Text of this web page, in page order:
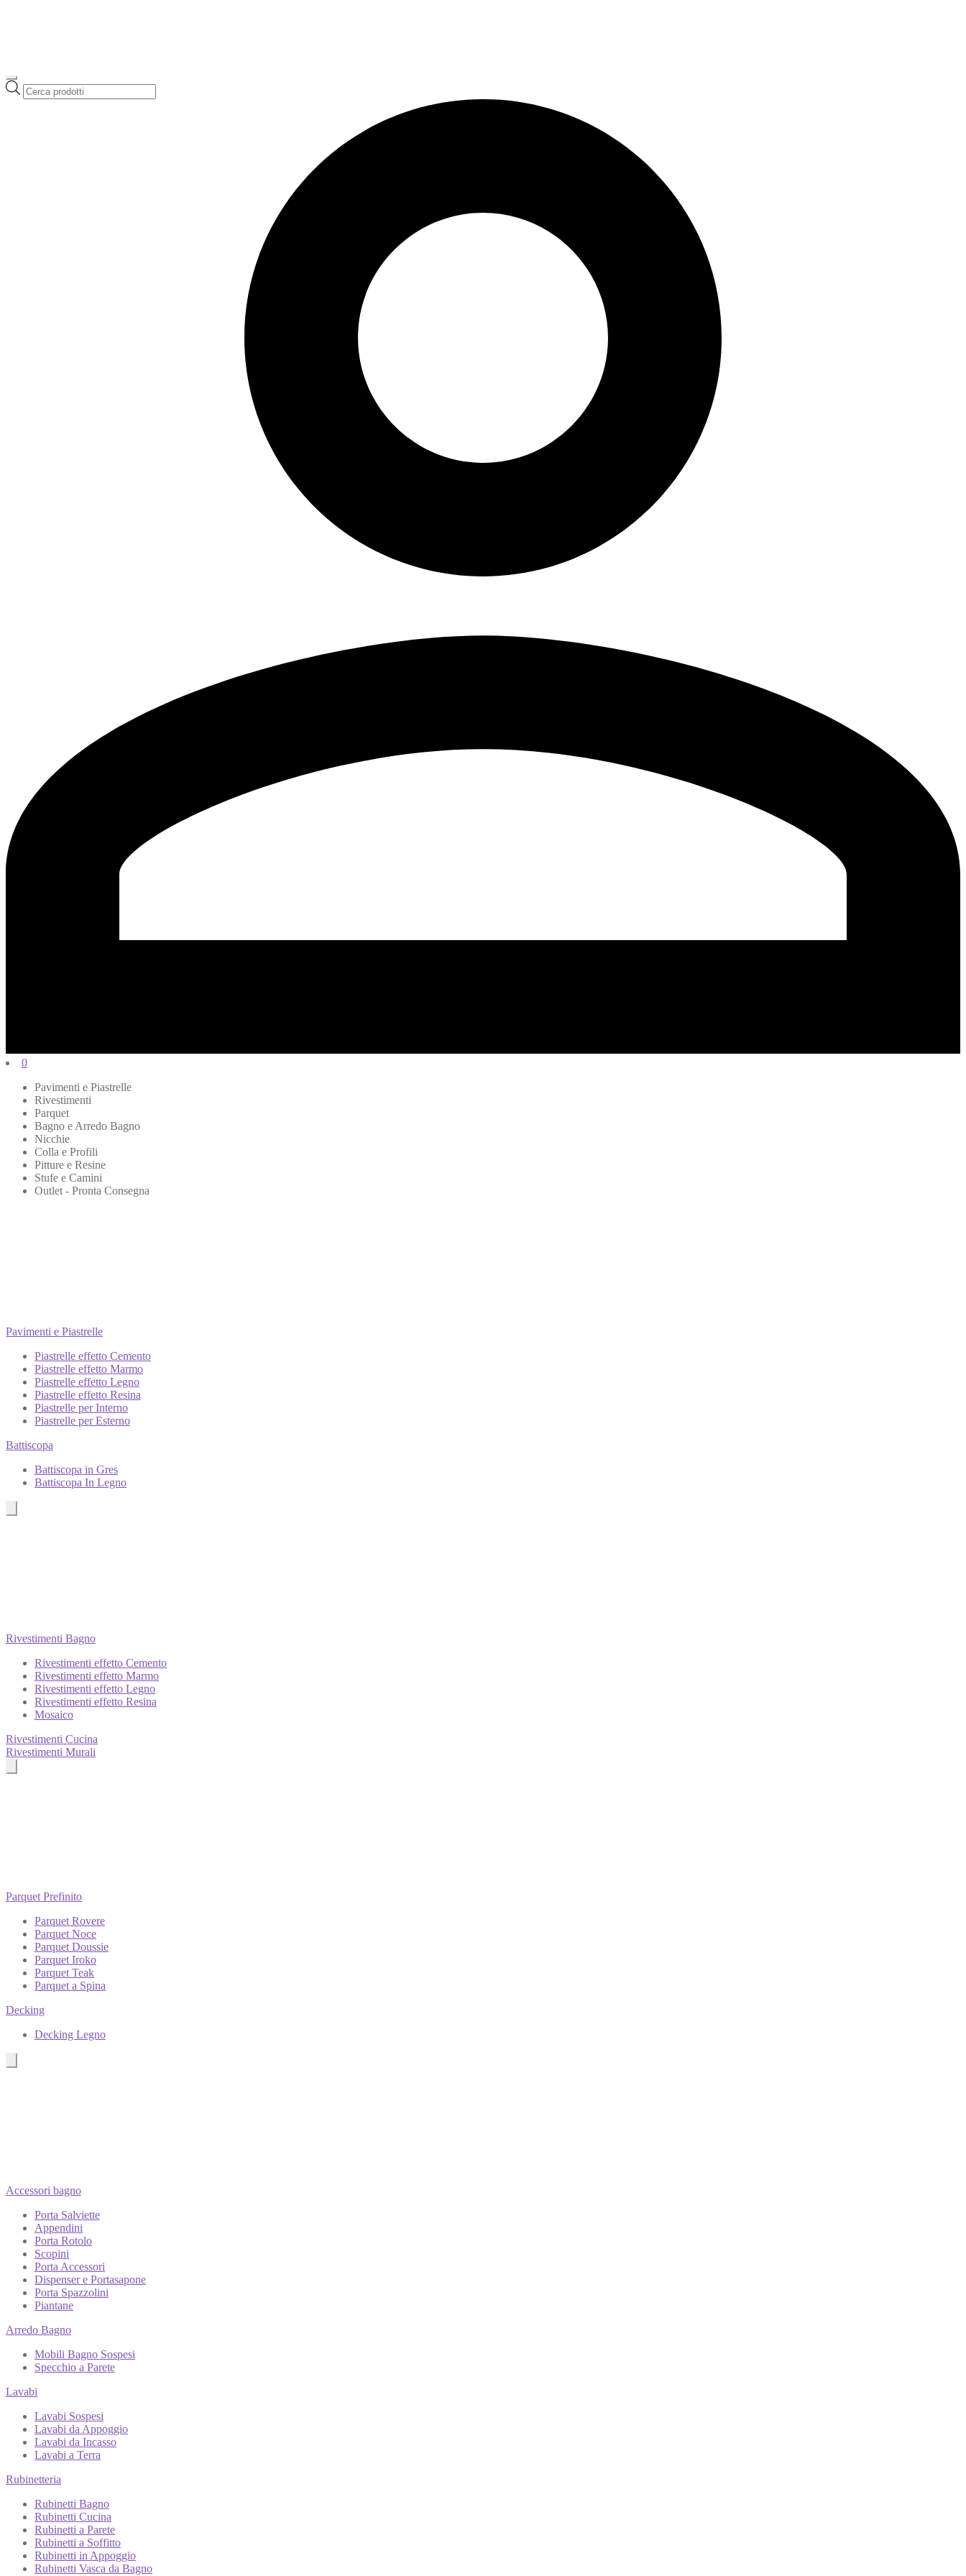
Ricerca
prodotti
0
Pavimenti e Piastrelle
Rivestimenti
Parquet
Bagno e Arredo Bagno
Nicchie
Colla e Profili
Pitture e Resine
Stufe e Camini
Outlet - Pronta Consegna
Pavimenti e Piastrelle
Piastrelle effetto Cemento
Piastrelle effetto Marmo
Piastrelle effetto Legno
Piastrelle effetto Resina
Piastrelle per Interno
Piastrelle per Esterno
Battiscopa
Battiscopa in Gres
Battiscopa In Legno
Rivestimenti Bagno
Rivestimenti effetto Cemento
Rivestimenti effetto Marmo
Rivestimenti effetto Legno
Rivestimenti effetto Resina
Mosaico
Rivestimenti Cucina
Rivestimenti Murali
Parquet Prefinito
Parquet Rovere
Parquet Noce
Parquet Doussie
Parquet Iroko
Parquet Teak
Parquet a Spina
Decking
Decking Legno
Accessori bagno
Porta Salviette
Appendini
Porta Rotolo
Scopini
Porta Accessori
Dispenser e Portasapone
Porta Spazzolini
Piantane
Arredo Bagno
Mobili Bagno Sospesi
Specchio a Parete
Lavabi
Lavabi Sospesi
Lavabi da Appoggio
Lavabi da Incasso
Lavabi a Terra
Rubinetteria
Rubinetti Bagno
Rubinetti Cucina
Rubinetti a Parete
Rubinetti a Soffitto
Rubinetti in Appoggio
Rubinetti Vasca da Bagno